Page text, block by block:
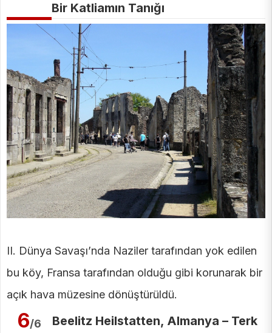
Bir Katliamın Tanığı
II. Dünya Savaşı’nda Naziler tarafından yok edilen
bu köy, Fransa tarafından olduğu gibi korunarak bir
açık hava müzesine dönüştürüldü.
6/6
Beelitz Heilstatten, Almanya – Terk